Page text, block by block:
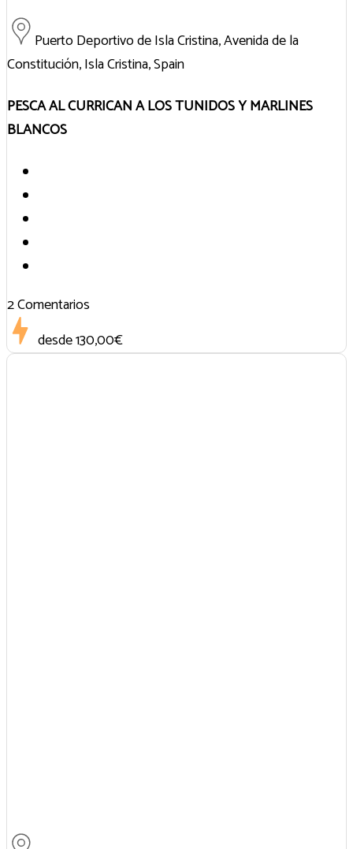
Puerto Deportivo de Isla Cristina, Avenida de la
Constitución, Isla Cristina, Spain
PESCA AL CURRICAN A LOS TUNIDOS Y MARLINES
BLANCOS
2 Comentarios
desde130,00€